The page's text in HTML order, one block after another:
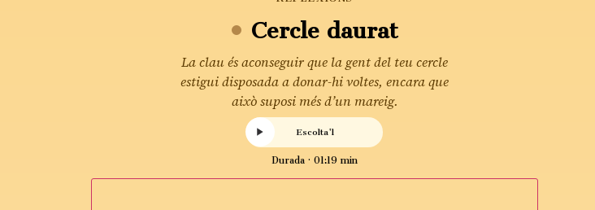
Cercle daurat
La clau és aconseguir que la gent del teu cercle
estigui disposada a donar-hi voltes, encara que
això suposi més d’un mareig.
Escolta'l
Durada · 01:19 min